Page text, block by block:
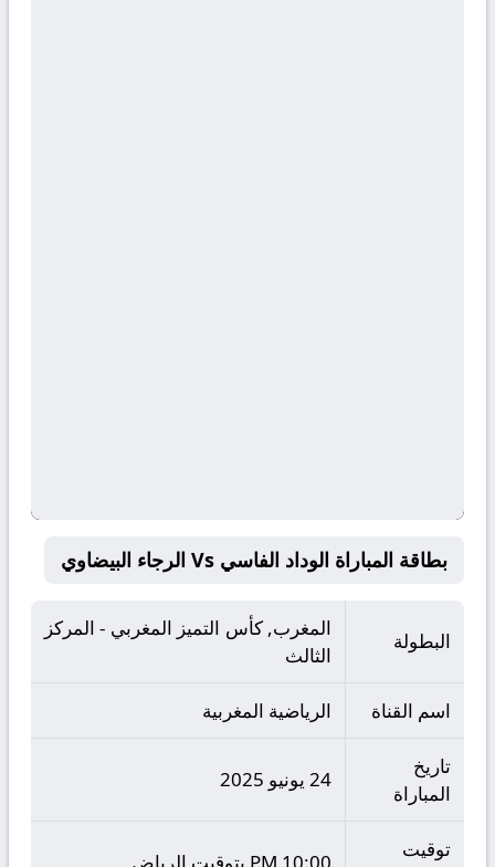
بطاقة المباراة الوداد الفاسي Vs الرجاء البيضاوي
البطولة
المغرب, كأس التميز المغربي - المركز
الثالث
اسم القناة الرياضية المغربية
تاريخ
المباراة
24 يونيو 2025
توقيت